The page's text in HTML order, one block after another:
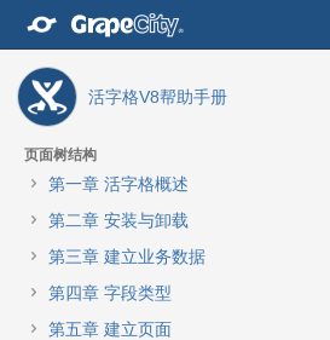
活字格V8帮助手册
页面树结构
第一章 活字格概述
第二章 安装与卸载
第三章 建立业务数据
第四章 字段类型
第五章 建立页面